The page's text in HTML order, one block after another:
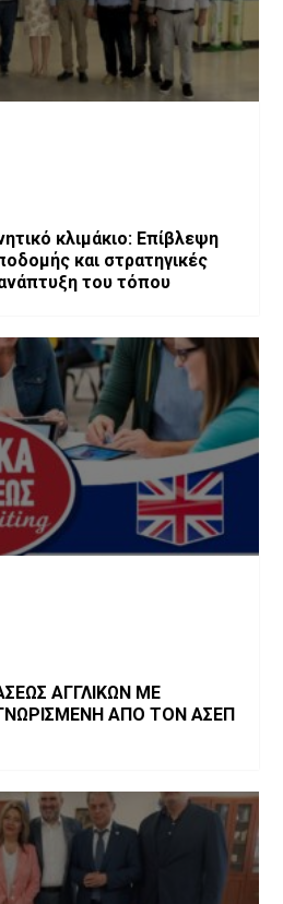
κλιμάκιο: Επίβλεψη
και στρατηγικές
του τόπου
ΑΓΓΛΙΚΩΝ ΜΕ
ΑΠΟ ΤΟΝ ΑΣΕΠ